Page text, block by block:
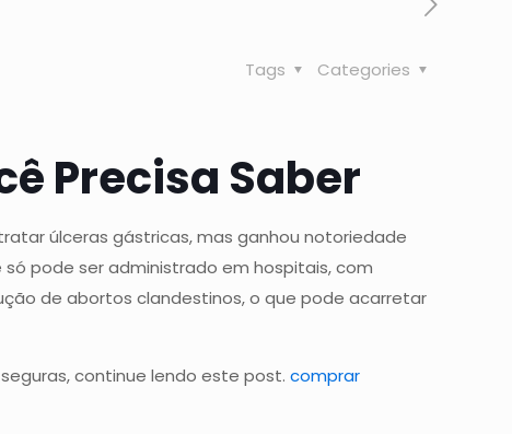
Categories
Tags
Precisa Saber
úlceras gástricas, mas ganhou notoriedade
só pode ser administrado em hospitais, com
de abortos clandestinos, o que pode acarretar
continue lendo este post. comprar